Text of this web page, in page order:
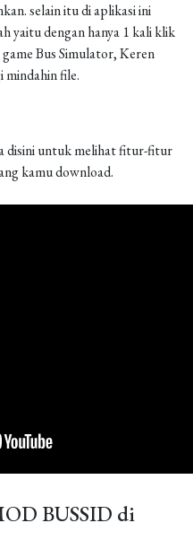
selain itu di aplikasi ini
yaitu dengan hanya 1 kali klik
Bus Simulator, Keren
file.
disini untuk melihat fitur-fitur
kamu download.
BUSSID di